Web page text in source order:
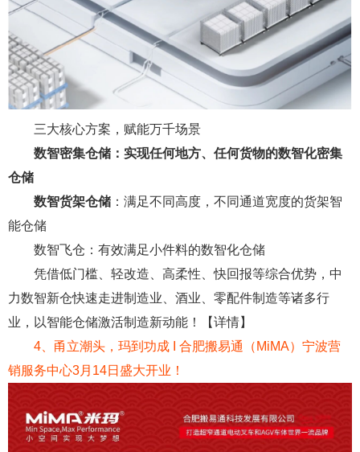
三大核心方案，赋能万千场景
数智密集仓储：实现任何地方、任何货物的数智化密集
仓储
数智货架仓储 ：满足不同高度，不同通道宽度的货架智
能仓储
数智飞仓：有效满足小件料的数智化仓储
凭借低门槛、轻改造、高柔性、快回报等综合优势，中
力数智新仓快速走进制造业、酒业、零配件制造等诸多行
业，以智能仓储激活制造新动能！【详情】
4
甬立潮头，玛到功成 I 合肥搬易通（MiMA）宁波营
销服务中心3月14日盛大开业！